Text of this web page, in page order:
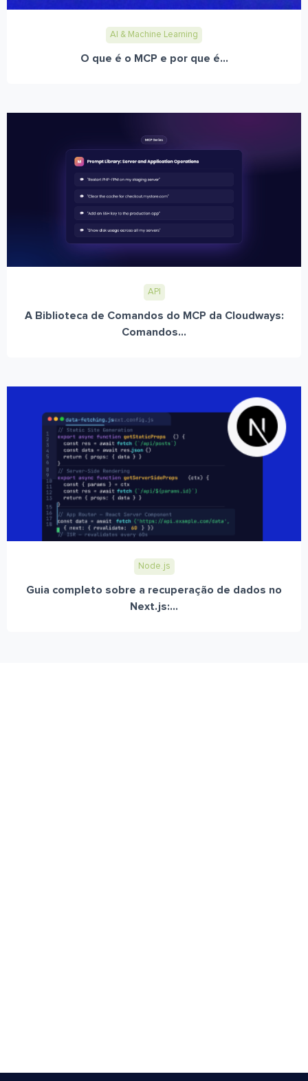
AI & Machine Learning
O que é o MCP e por que é...
API
A Biblioteca de Comandos do MCP da Cloudways:
Comandos...
Node.js
Guia completo sobre a recuperação de dados no
Next.js:...